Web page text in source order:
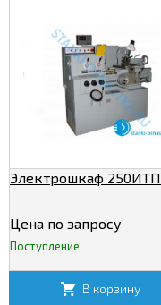
Электрошкаф 250ИТП
Цена по запросу
Поступление
В корзину